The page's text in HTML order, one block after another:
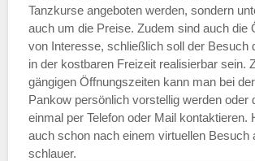
Tanzkurse angeboten werden, sondern
auch um die Preise. Zudem sind auch die
von Interesse, schließlich soll der Besuch
in der kostbaren Freizeit realisierbar sein.
gängigen Öffnungszeiten kann man bei
Pankow persönlich vorstellig werden oder
einmal per Telefon oder Mail kontaktieren.
auch schon nach einem virtuellen Besuch
schlauer.